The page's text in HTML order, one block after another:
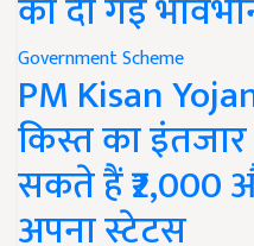
Government Scheme
PM Kisan
किस्त का
सकते हैं
अपना स्टेटस